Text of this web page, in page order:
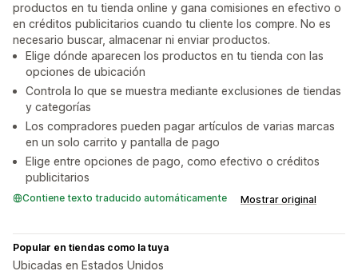
productos en tu tienda online y gana comisiones en efectivo o
en créditos publicitarios cuando tu cliente los compre. No es
necesario buscar, almacenar ni enviar productos.
Elige dónde aparecen los productos en tu tienda con las
opciones de ubicación
Controla lo que se muestra mediante exclusiones de tiendas
y categorías
Los compradores pueden pagar artículos de varias marcas
en un solo carrito y pantalla de pago
Elige entre opciones de pago, como efectivo o créditos
publicitarios
Contiene texto traducido automáticamente Mostrar original
Popular en tiendas como la tuya
Ubicadas en Estados Unidos